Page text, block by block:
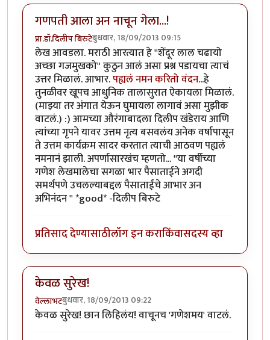
गणपती आला अन नाचून गेला...!
प्रा.डॉ.दिलीप बिरुटेबुधवार, 18/09/2013 09:15
लेख आवडला. मराठी आरत्यात हे ''शेंदूर लाल चढायो
अच्छा गजमुखको'' कुठुन आलं असा प्रश्न पडायचा त्याचं
उत्तर मिळालं. आभार.पह्यलं नमन करितो वंदन...हे
तुनळीवर खूपच आधुनिक तालासुरात ऐकायला मिळालं.
(माझ्या तर अंगात येऊन घुमायला लागावं असा मुझीक
वाटलं.) :) आमच्या औरंगाबादला दिलीप खंडेराय आणि
त्यांच्या गृपने यावर उत्तम नृत्य बसवलंय अनेक वर्षापासून
ते उत्तम कार्यक्रम सादर करतात त्याची आठवण पह्यलं
नमनानं झाली. अपर्णासारखंच म्हणतो... ''या वर्षीच्या
गणेश लेखमालेचा सगळा भार पैसाताईने अगदी
समर्थपणे उचलल्याबद्दल पैसाताईचे आभार अन
अभिनंदन '' *good* -दिलीप बिरुटे
प्रतिसाद देण्यासाठीलॉग इन कराकिंवासदस्य व्हा
केवळ सुरेख!
वेल्लाभटबुधवार, 18/09/2013 09:22
केवळ सुरेख! छान लिहिलंय! वाचूनच 'गणेशमय' वाटलं.